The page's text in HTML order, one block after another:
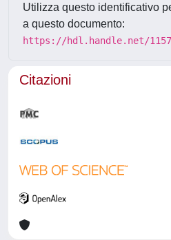
Utilizza questo identificativo
a questo documento:
https://hdl.handle.net/
Citazioni